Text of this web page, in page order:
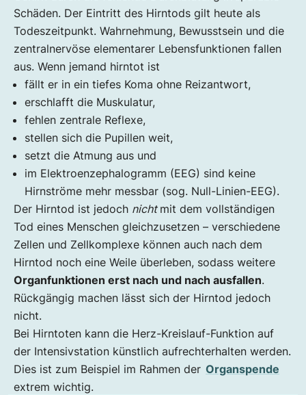
Schäden. Der Eintritt des Hirntods gilt heute als
Todeszeitpunkt. Wahrnehmung, Bewusstsein und die
zentralnervöse elementarer Lebensfunktionen fallen
aus. Wenn jemand hirntot ist
fällt er in ein tiefes Koma ohne Reizantwort,
erschlafft die Muskulatur,
fehlen zentrale Reflexe,
stellen sich die Pupillen weit,
setzt die Atmung aus und
im Elektroenzephalogramm (EEG) sind keine
Hirnströme mehr messbar (sog. Null-Linien-EEG).
Der Hirntod ist jedoch nicht mit dem vollständigen
Tod eines Menschen gleichzusetzen – verschiedene
Zellen und Zellkomplexe können auch nach dem
Hirntod noch eine Weile überleben, sodass weitere
Organfunktionen erst nach und nach ausfallen.
Rückgängig machen lässt sich der Hirntod jedoch
nicht.
Bei Hirntoten kann die Herz-Kreislauf-Funktion auf
der Intensivstation künstlich aufrechterhalten werden.
Dies ist zum Beispiel im Rahmen der Organspende
extrem wichtig.